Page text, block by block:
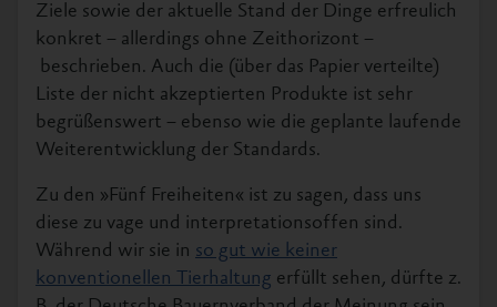
Ziele sowie der aktuelle Stand der Dinge erfreulich
konkret – allerdings ohne Zeithorizont –
beschrieben. Auch die (über das Papier verteilte)
Liste der nicht akzeptierten Produkte ist sehr
begrüßenswert – ebenso wie die geplante laufende
Weiterentwicklung der Standards.
Zu den »Fünf Freiheiten« ist zu sagen, dass uns
diese zu vage und interpretationsoffen sind.
Während wir sie in so gut wie keiner
konventionellen Tierhaltung erfüllt sehen, dürfte z.